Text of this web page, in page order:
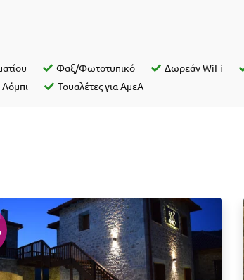
Φαξ/Φωτοτυπικό Δωρεάν WiFi
Λόμπι Τουαλέτες για ΑμεΑ